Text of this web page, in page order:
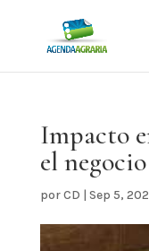
Impacto
el
porCD | Sep 5,